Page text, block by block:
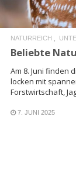
NATURREICH
Beliebte
Am 8. Juni finden
locken mit
Forstwirtschaft,
7. JUNI 2025